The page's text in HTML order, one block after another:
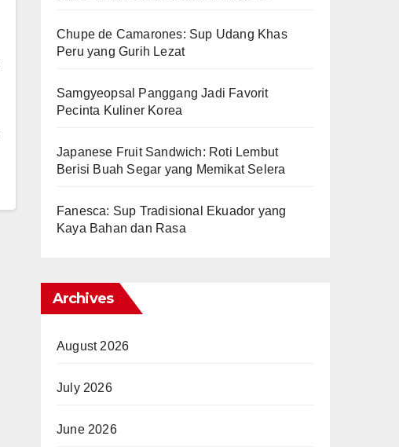
Chupe de Camarones: Sup Udang Khas
Peru yang Gurih Lezat
Samgyeopsal Panggang Jadi Favorit
Pecinta Kuliner Korea
Japanese Fruit Sandwich: Roti Lembut
Berisi Buah Segar yang Memikat Selera
Fanesca: Sup Tradisional Ekuador yang
Kaya Bahan dan Rasa
Archives
August 2026
July 2026
June 2026